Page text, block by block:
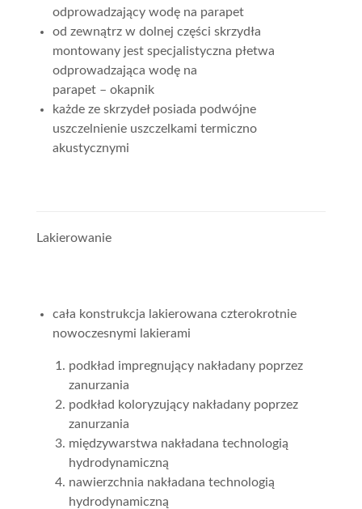
odprowadzający wodę na parapet
od zewnątrz w dolnej części skrzydła
montowany jest specjalistyczna płetwa
odprowadzająca wodę na
parapet – okapnik
każde ze skrzydeł posiada podwójne
uszczelnienie uszczelkami termiczno
akustycznymi
Lakierowanie
cała konstrukcja lakierowana czterokrotnie
nowoczesnymi lakierami
podkład impregnujący nakładany poprzez
zanurzania
podkład koloryzujący nakładany poprzez
zanurzania
międzywarstwa nakładana technologią
hydrodynamiczną
nawierzchnia nakładana technologią
hydrodynamiczną